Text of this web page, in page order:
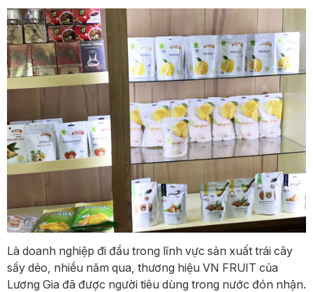
Là doanh nghiệp đi đầu trong lĩnh vực sản xuất trái cây
sấy dẻo, nhiều năm qua, thương hiệu VN FRUIT của
Lương Gia đã được người tiêu dùng trong nước đón nhận.